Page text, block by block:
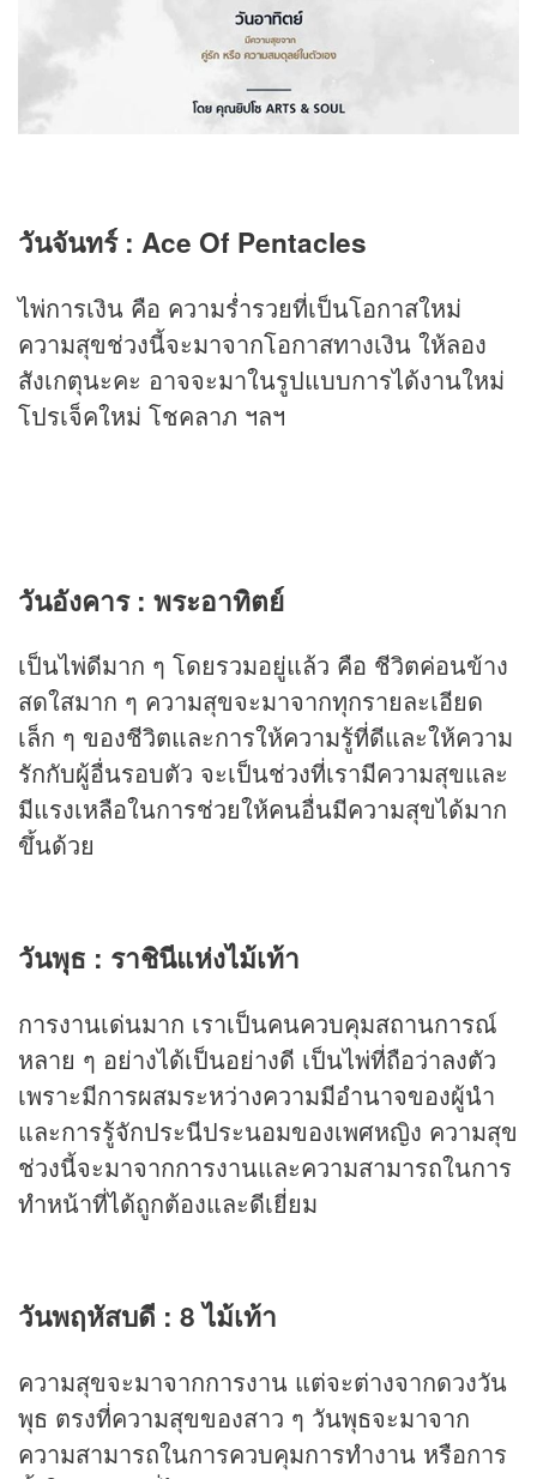
วันจันทร์ : Ace Of Pentacles
ไพ่การเงิน คือ ความร่ำรวยที่เป็นโอกาสใหม่
ความสุขช่วงนี้จะมาจากโอกาสทางเงิน ให้ลอง
สังเกตุนะคะ อาจจะมาในรูปแบบการได้งานใหม่
โปรเจ็คใหม่ โชคลาภ ฯลฯ
วันอังคาร : พระอาทิตย์
เป็นไพ่ดีมาก ๆ โดยรวมอยู่แล้ว คือ ชีวิตค่อนข้าง
สดใสมาก ๆ ความสุขจะมาจากทุกรายละเอียด
เล็ก ๆ ของชีวิตและการให้ความรู้ที่ดีและให้ความ
รักกับผู้อื่นรอบตัว จะเป็นช่วงที่เรามีความสุขและ
มีแรงเหลือในการช่วยให้คนอื่นมีความสุขได้มาก
ขึ้นด้วย
วันพุธ : ราชินีแห่งไม้เท้า
การงานเด่นมาก เราเป็นคนควบคุมสถานการณ์
หลาย ๆ อย่างได้เป็นอย่างดี เป็นไพ่ที่ถือว่าลงตัว
เพราะมีการผสมระหว่างความมีอำนาจของผู้นำ
และการรู้จักประนีประนอมของเพศหญิง ความสุข
ช่วงนี้จะมาจากการงานและความสามารถในการ
ทำหน้าที่ได้ถูกต้องและดีเยี่ยม
วันพฤหัสบดี : 8 ไม้เท้า
ความสุขจะมาจากการงาน แต่จะต่างจากดวงวัน
พุธ ตรงที่ความสุขของสาว ๆ วันพุธจะมาจาก
ความสามารถในการควบคุมการทำงาน หรือการ